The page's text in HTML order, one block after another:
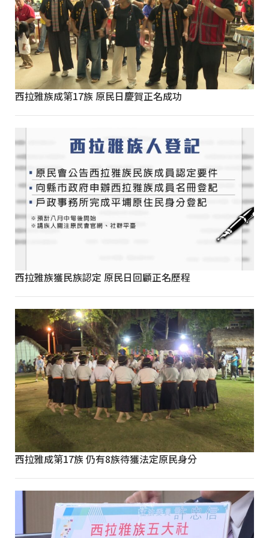
西拉雅族成第17族 原民日慶賀正名成功
西拉雅族獲民族認定 原民日回顧正名歷程
西拉雅成第17族 仍有8族待獲法定原民身分